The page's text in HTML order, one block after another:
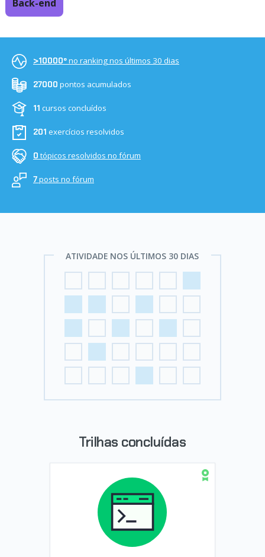
Back-end
>10000ºno ranking nos últimos 30 dias
27000 pontos acumulados
11 cursos concluídos
201 exercícios resolvidos
0 tópicos resolvidos no fórum
7posts no fórum
ATIVIDADE NOS ÚLTIMOS 30 DIAS
Trilhas concluídas